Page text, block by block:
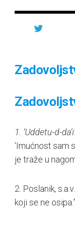
1. ‘Uddetu-d-da‘i
‘Imućnost sam
je traže u
2. Poslanik,
koji se ne osipa.”